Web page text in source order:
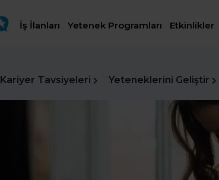
İş İlanları Yetenek Programları Etkinlikler
Kariyer Tavsiyeleri Yeteneklerini Geliştir